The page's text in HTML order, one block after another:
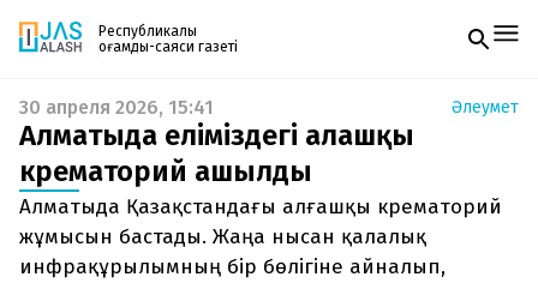
Республикалық
қоғамдық-саяси газеті
Жаңалықтар
Спорт
Live
Руханият
Аймақ
Архив
Заң және тәртіп
Газетке жазылу
PDF форматтағы газетті ай сайын электронды
поштаңызға алып отырыңыз. Жаңа нөмір
шыққан сәтте сізге бірден жіберіледі. Тек email
енгізіңіз, біз қалғанын өзіміз жібереміз.
30 апреля 2026, 15:41 Әлеумет
Алматыда еліміздегі алғашқы
крематорий ашылды
Алматыда Қазақстандағы алғашқы крематорий
жұмысын бастады. Жаңа нысан қалалық
инфрақұрылымның бір бөлігіне айналып,